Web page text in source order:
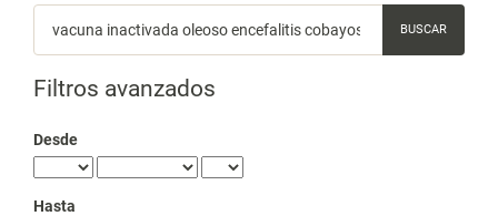
artículos
por
Filtros avanzados
Desde
Hasta